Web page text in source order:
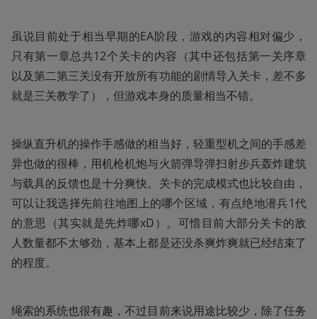
虽说目前处于相当早期的EA阶段，游戏的内容相对偏少，
只有第一章总共12个关卡的内容（其中还包括第一关序章
以及第二第三关没有开放所有功能的剧情导入关卡，差不多
就是三关教学了），但游戏本身的质量相当不错。
操纵直升机的操作手感做的相当好，轻重型机之间的手感差
异也做的很棒，用机枪机炮与火箭弹导弹扫射步兵轰炸建筑
与载具的反馈也是十分爽快。关卡的完成模式也比较自由，
可以让我选择先前往地图上的哪个区域，有点绝地潜兵1代
的意思（其实就是先炸哪xD）。可惜目前大部分关卡的敌
人数量都不太够劲，基本上都是还没杀爽炸爽就已经结束了
的程度。
绳索的系统也很有趣，不过目前来说用途比较少，除了任务